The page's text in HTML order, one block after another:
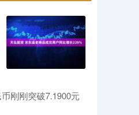
刚刚突破7.1900元